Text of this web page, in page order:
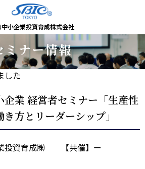
中小企業投資育成株式会社
ミナー情報
した
企業 経営者セミナー「生産性
方とリーダーシップ」
業投資育成㈱ 【共催】ー